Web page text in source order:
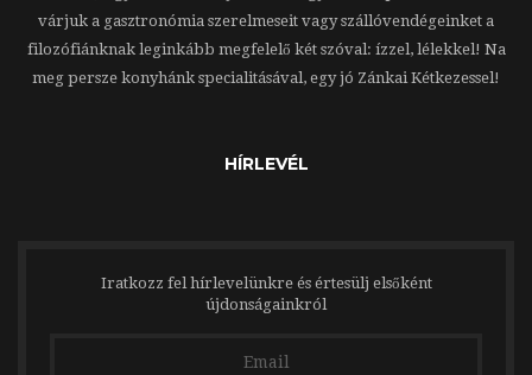
várjuk a gasztronómia szerelmeseit vagy szállóvendégeinket a
filozófiánknak leginkább megfelelő két szóval: ízzel, lélekkel! Na
meg persze konyhánk specialitásával, egy jó Zánkai Kétkezessel!
HÍRLEVÉL
Iratkozz fel hírlevelünkre és értesülj elsőként
újdonságainkról